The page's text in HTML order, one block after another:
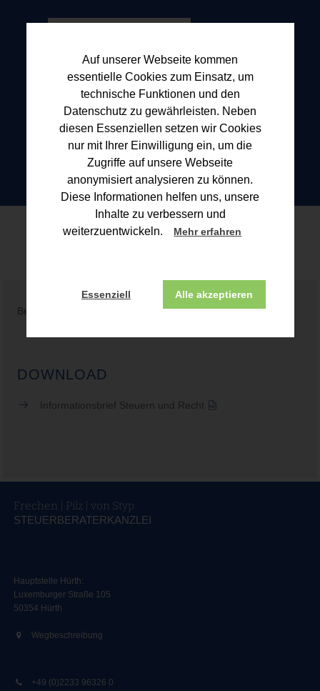
Auf unserer Webseite kommen
essentielle Cookies zum Einsatz, um
technische Funktionen und den
Datenschutz zu gewährleisten. Neben
diesen Essenziellen setzen wir Cookies
nur mit Ihrer Einwilligung ein, um die
Zugriffe auf unsere Webseite
anonymisiert analysieren zu können.
Diese Informationen helfen uns, unsere
Inhalte zu verbessern und
weiterzuentwickeln.
Mehr erfahren
Essenziell Alle akzeptieren
Blogbeitrag
Beitrag konnte nicht gefunden werden!
DOWNLOAD
Informationsbrief Steuern und Recht
Frechen | Pilz | von Styp
STEUERBERATERKANZLEI
Hauptstelle Hürth:
Luxemburger Straße 105
50354 Hürth
Wegbeschreibung
+49 (0)2233 96326 0